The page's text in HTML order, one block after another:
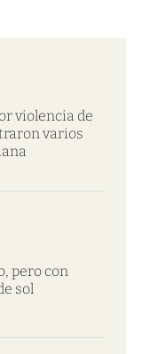
violencia de
varios
pero con
sol